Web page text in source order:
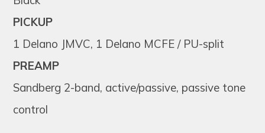
PICKUP
1 Delano JMVC, 1 Delano MCFE / PU-split
PREAMP
Sandberg 2-band, active/passive, passive tone
control